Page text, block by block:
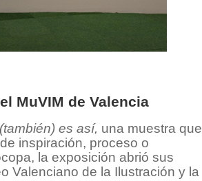
MuVIM de Valencia
es así, una muestra que
inspiración, proceso o
la exposición abrió sus
Valenciano de la Ilustración y la